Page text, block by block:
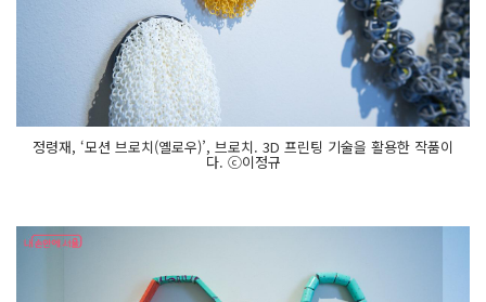
정령재, ‘모션 브로치(옐로우)’, 브로치. 3D 프린팅 기술을 활용한 작품이
다. ⓒ이정규